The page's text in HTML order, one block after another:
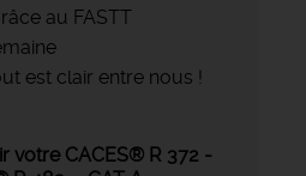
au FASTT
est clair entre nous !
votre CACES® R 372 -